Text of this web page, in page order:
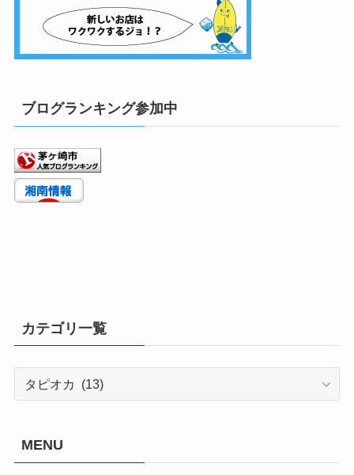
ブログランキング参加中
カテゴリ一覧
MENU